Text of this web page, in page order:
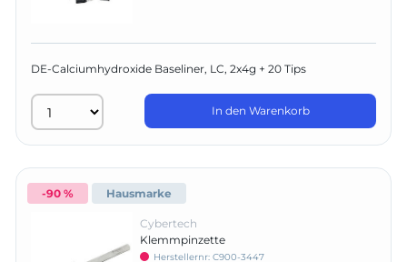
DE-Calciumhydroxide Baseliner, LC, 2x4g + 20 Tips
In den Warenkorb
-90 % Hausmarke
Cybertech
Klemmpinzette
Herstellernr: C900-3447